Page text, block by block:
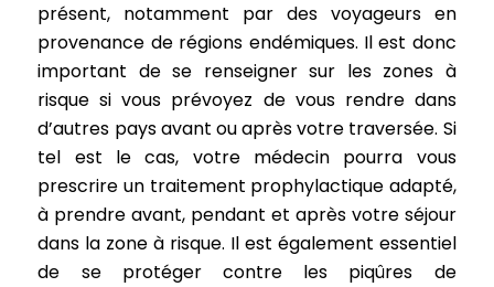
présent, notamment par des voyageurs en
provenance de régions endémiques. Il est donc
important de se renseigner sur les zones à
risque si vous prévoyez de vous rendre dans
d’autres pays avant ou après votre traversée. Si
tel est le cas, votre médecin pourra vous
prescrire un traitement prophylactique adapté,
à prendre avant, pendant et après votre séjour
dans la zone à risque. Il est également essentiel
de se protéger contre les piqûres de